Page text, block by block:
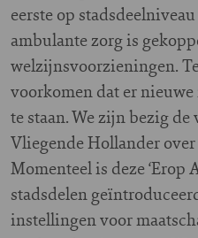
eerste op
ambulante zorg is
welzijnsvoorzieningen.
voorkomen dat er
te staan. We zijn bezig de
Vliegende Hollander
Momenteel is deze
stadsdelen
instellingen voor